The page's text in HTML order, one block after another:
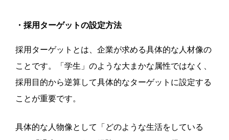
・採用ターゲットの設定方法
採用ターゲットとは、企業が求める具体的な人材像の
ことです。「学生」のような大まかな属性ではなく、
採用目的から逆算して具体的なターゲットに設定する
ことが重要です。
具体的な人物像として「どのような生活をしている